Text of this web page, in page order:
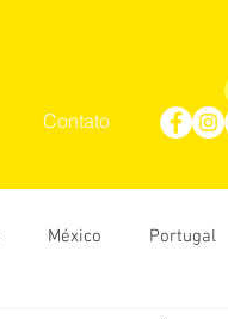
Contato
México Portugal